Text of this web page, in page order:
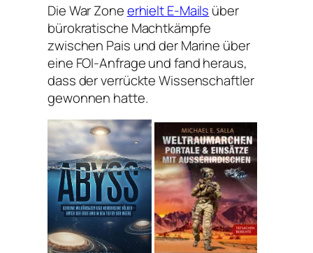
Die War Zoneerhielt E-Mails über
bürokratische Machtkämpfe
zwischen Pais und der Marine über
eine FOI-Anfrage und fand heraus,
dass der verrückte Wissenschaftler
gewonnen hatte.